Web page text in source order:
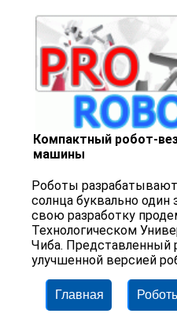
Компактный робот-
машины
Роботы
солнца буквально один
свою разработку
Технологическом
Чиба. Представленный
улучшенной версией
Главная